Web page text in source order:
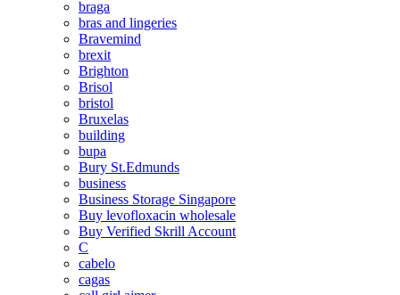
braga
bras and lingeries
Bravemind
brexit
Brighton
Brisol
bristol
Bruxelas
building
bupa
Bury St.Edmunds
business
Business Storage Singapore
Buy levofloxacin wholesale
Buy Verified Skrill Account
C
cabelo
cagas